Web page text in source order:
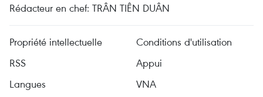
Rédacteur en chef: TRÂN TIÊN DUÂN
Propriété intellectuelle
Conditions d'utilisation
RSS
Appui
Langues
VNA